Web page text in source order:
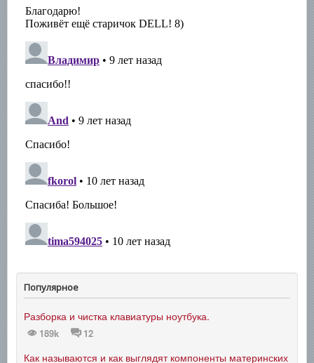
Популярное
Разборка и чистка клавиатуры ноутбука.
189k 12
Как называются и как выглядят компоненты материнских